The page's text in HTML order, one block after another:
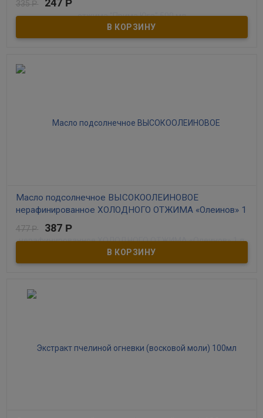
В наличии
Нерафинированное высокоолеиновое подсолнечное масло
холодного отжима. Высший сорт. Высокое природное
содержание ОМЕГА-6 и ОМЕГА-9. Произведено на Кубани.
335Р 247 Р
Масло подсолнечное ВЫСОКООЛЕИНОВОЕ
нерафинированное ХОЛОДНОГО ОТЖИМА «Олеинов» 1
Подсолнечное масло высшего сорта изготовленное методом
477Р 387 Р